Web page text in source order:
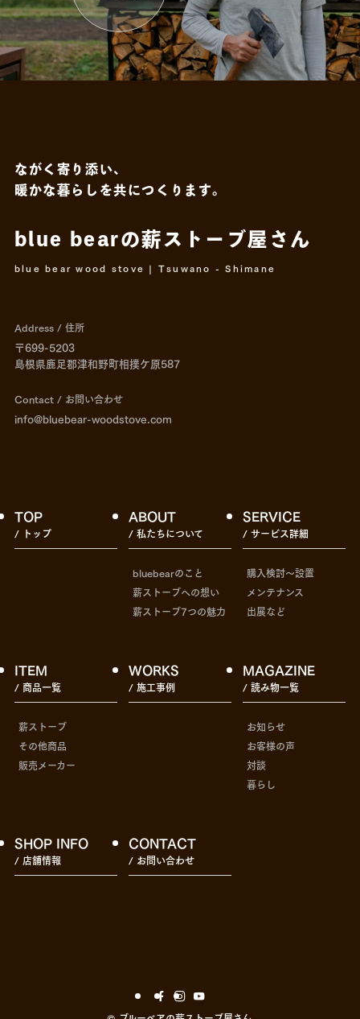
ながく寄り添い、
暖かな暮らしを共につくります。
blue bearの薪ストーブ屋さん
blue bear wood stove | Tsuwano - Shimane
Address / 住所
〒699-5203
島根県鹿足郡津和野町相撲ケ原587
Contact / お問い合わせ
info@bluebear-woodstove.com
TOP
/ トップ
ABOUT
/ 私たちについて
bluebearのこと
薪ストーブへの想い
薪ストーブ7つの魅力
SERVICE
/ サービス詳細
購入検討〜設置
メンテナンス
出展など
ITEM
/ 商品一覧
薪ストーブ
その他商品
販売メーカー
WORKS
/ 施工事例
MAGAZINE
/ 読み物一覧
お知らせ
お客様の声
対談
暮らし
SHOP INFO
/ 店舗情報
CONTACT
/ お問い合わせ